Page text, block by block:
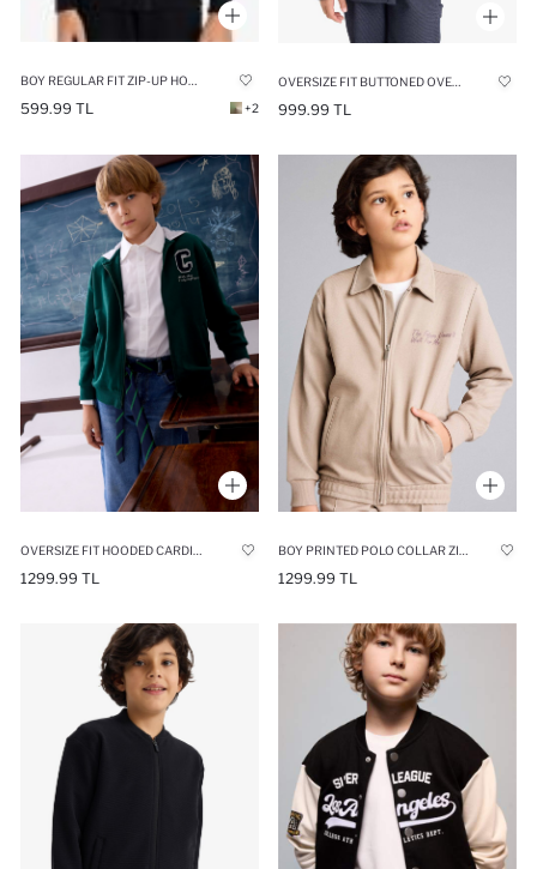
599.99 TL +2 999.99 TL
OVERSIZE FIT HOODED CARDIGAN SLOGAN
1299.99 TL
BOY PRINTED POLO COLLAR ZIP-UP SWEATSHIRT
1299.99 TL